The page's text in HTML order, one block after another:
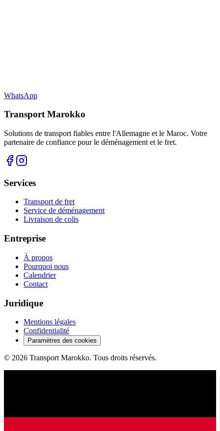
WhatsApp
Transport Marokko
Solutions de transport fiables entre l'Allemagne et le Maroc. Votre
partenaire de confiance pour le déménagement et le fret.
Services
Transport de fret
Service de déménagement
Livraison de colis
Entreprise
À propos
Pourquoi nous
Calendrier
Contact
Juridique
Mentions légales
Confidentialité
Paramètres des cookies
© 2026 Transport Marokko. Tous droits réservés.